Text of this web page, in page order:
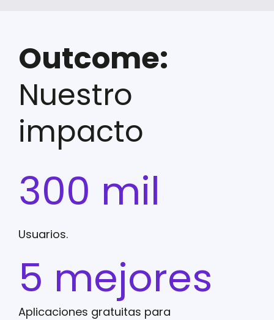
Outcome:
Nuestro
impacto
300 mil
Usuarios.
5 mejores
Aplicaciones gratuitas para